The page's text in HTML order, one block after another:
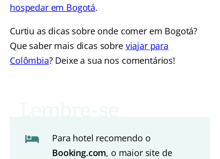
hospedar em Bogotá.
Curtiu as dicas sobre onde comer em Bogotá?
Que saber mais dicas sobre viajar para
Colômbia? Deixe a sua nos comentários!
Para hotel recomendo o
Booking.com, o maior site de